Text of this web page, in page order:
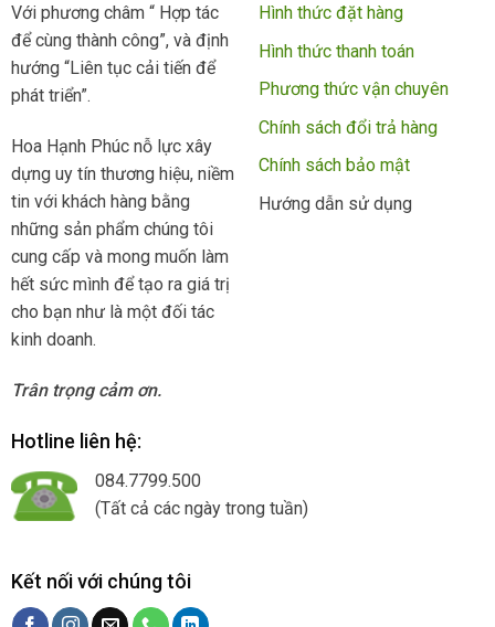
Với phương châm “ Hợp tác
để cùng thành công”, và định
hướng “Liên tục cải tiến để
phát triển”.
Hoa Hạnh Phúc nỗ lực xây
dựng uy tín thương hiệu, niềm
tin với khách hàng bằng
những sản phẩm chúng tôi
cung cấp và mong muốn làm
hết sức mình để tạo ra giá trị
cho bạn như là một đối tác
kinh doanh.
Trân trọng cảm ơn.
Hình thức đặt hàng
Hình thức thanh toán
Phương thức vận chuyên
Chính sách đổi trả hàng
Chính sách bảo mật
Hướng dẫn sử dụng
Hotline liên hệ:
084.7799.500
(Tất cả các ngày trong tuần)
Kết nối với chúng tôi